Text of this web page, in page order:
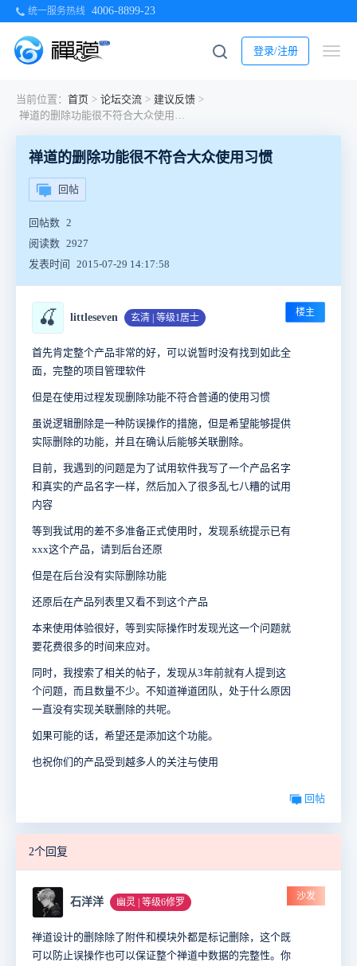
统一服务热线 4006-8899-23
登录/注册
当前位置： 首页 > 论坛交流 > 建议反馈 >
禅道的删除功能很不符合大众使用习惯
禅道的删除功能很不符合大众使用习惯
回帖
回帖数 2
阅读数 2927
发表时间
2015-07-29 14:17:58
🍒 littleseven 玄清 | 等级1居士 楼主
首先肯定整个产品非常的好，可以说暂时没有找到如此全
面，完整的项目管理软件
但是在使用过程发现删除功能不符合普通的使用习惯
虽说逻辑删除是一种防误操作的措施，但是希望能够提供
实际删除的功能，并且在确认后能够关联删除。
目前，我遇到的问题是为了试用软件我写了一个产品名字
和真实的产品名字一样，然后加入了很多乱七八糟的试用
内容
等到我试用的差不多准备正式使用时，发现系统提示已有
xxx这个产品，请到后台还原
但是在后台没有实际删除功能
还原后在产品列表里又看不到这个产品
本来使用体验很好，等到实际操作时发现光这一个问题就
要花费很多的时间来应对。
同时，我搜索了相关的帖子，发现从3年前就有人提到这
个问题，而且数量不少。不知道禅道团队，处于什么原因
一直没有实现关联删除的共呢。
如果可能的话，希望还是添加这个功能。
也祝你们的产品受到越多人的关注与使用
回帖
2个回复
石洋洋 幽灵 | 等级6修罗
沙发
禅道设计的删除除了附件和模块外都是标记删除，这个既
可以防止误操作也可以保证整个禅道中数据的完整性。你